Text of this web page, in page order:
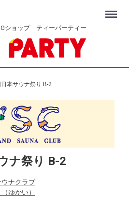
ショップ ティーパーティー
Menu
本サウナ祭り B-2
ナ祭り B-2
ナクラブ
ゆかい）